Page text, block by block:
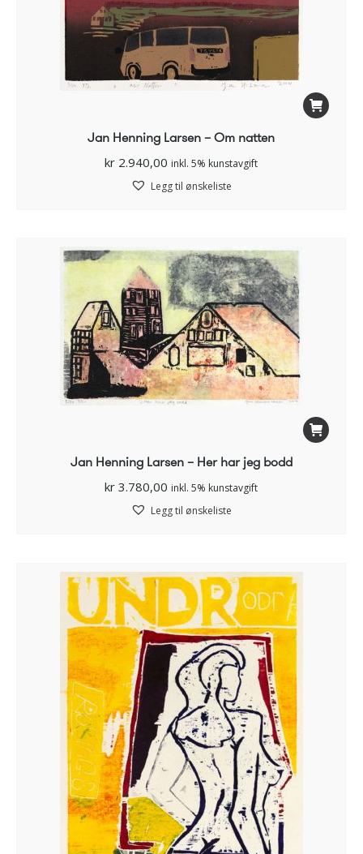
Jan Henning Larsen – Om natten
kr 2.940,00 inkl. 5% kunstavgift
Legg til ønskeliste
Jan Henning Larsen – Her har jeg bodd
kr 3.780,00 inkl. 5% kunstavgift
Legg til ønskeliste